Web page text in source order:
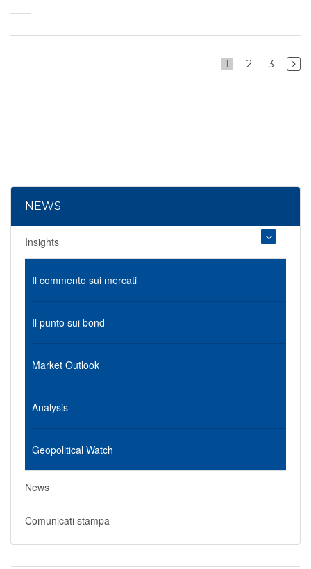
1 2 3
NEWS
Insights
Il commento sui mercati
Il punto sui bond
Market Outlook
Analysis
Geopolitical Watch
News
Comunicati stampa